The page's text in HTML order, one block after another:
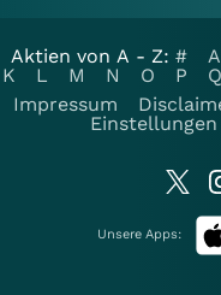
Aktien von A - Z: # A
K
L M N O P Q
Impressum
Einstellungen
Unsere Apps: